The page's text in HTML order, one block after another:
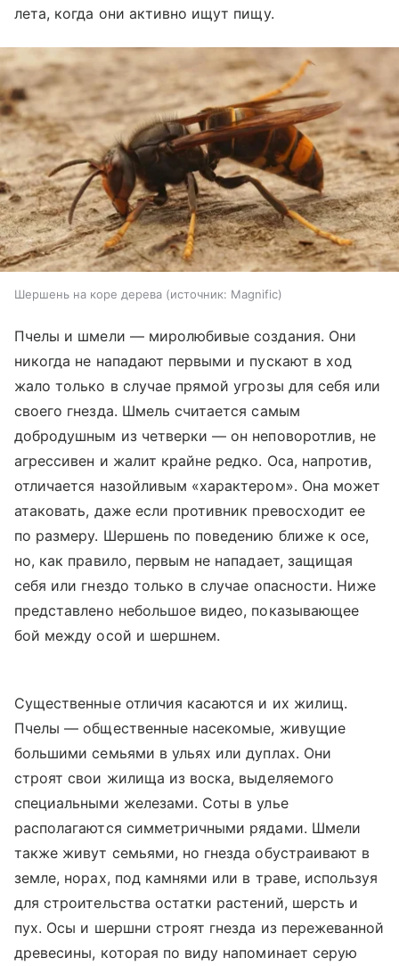
лета, когда они активно ищут пищу.
Шершень на коре дерева источник: Magnific
Пчелы и шмели — миролюбивые создания. Они
никогда не нападают первыми и пускают в ход
жало только в случае прямой угрозы для себя или
своего гнезда. Шмель считается самым
добродушным из четверки — он неповоротлив, не
агрессивен и жалит крайне редко. Оса, напротив,
отличается назойливым «характером». Она может
атаковать, даже если противник превосходит ее
по размеру. Шершень по поведению ближе к осе,
но, как правило, первым не нападает, защищая
себя или гнездо только в случае опасности. Ниже
представлено небольшое видео, показывающее
бой между осой и шершнем.
Существенные отличия касаются и их жилищ.
Пчелы — общественные насекомые, живущие
большими семьями в ульях или дуплах. Они
строят свои жилища из воска, выделяемого
специальными железами. Соты в улье
располагаются симметричными рядами. Шмели
также живут семьями, но гнезда обустраивают в
земле, норах, под камнями или в траве, используя
для строительства остатки растений, шерсть и
пух. Осы и шершни строят гнезда из пережеванной
древесины, которая по виду напоминает серую